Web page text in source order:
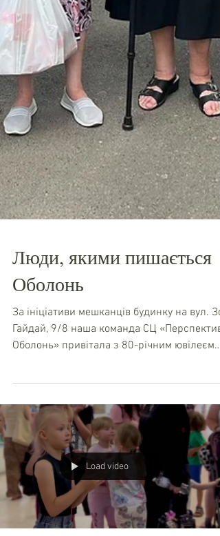
Люди, якими пишається
За ініціативи мешканців будинку на вул. Зої
Гайдай, 9/8 наша команда СЦ
Оболонь» привітала з 80-річним ювілеєм
Антоніну Іванівну. Багато років свого життя
вона присвятила роботі вихователькою в
дитячому садочку. Через її турботу, любов і
щоденну працю пройшли сотні маленьких
киян. Для багатьох вона стала людиною,